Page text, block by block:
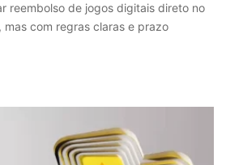
reembolso de jogos digitais direto no
com regras claras e prazo